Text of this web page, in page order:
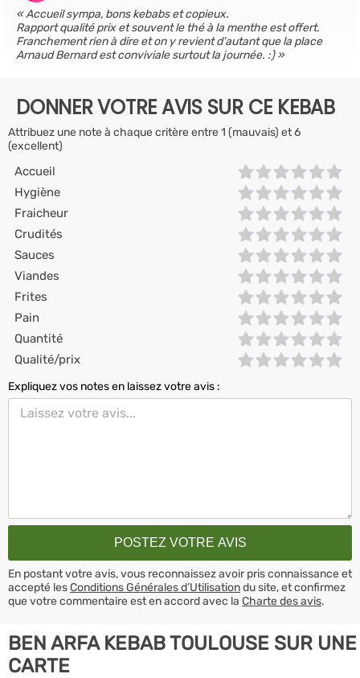
Accueil sympa, bons kebabs et copieux.
Rapport qualité prix et souvent le thé à la menthe est offert.
Franchement rien à dire et on y revient d'autant que la place
Arnaud Bernard est conviviale surtout la journée. :)
DONNER VOTRE AVIS SUR CE KEBAB
Attribuez une note à chaque critère entre 1 (mauvais) et 6
(excellent)
Accueil
Hygiène
Fraicheur
Crudités
Sauces
Viandes
Frites
Pain
Quantité
Qualité/prix
Expliquez vos notes en laissez votre avis :
En postant votre avis, vous reconnaissez avoir pris connaissance et
accepté lesConditions Générales d’Utilisationdu site, et confirmez
que votre commentaire est en accord avec la Charte des avis.
BEN ARFA KEBAB TOULOUSE SUR UNE
CARTE